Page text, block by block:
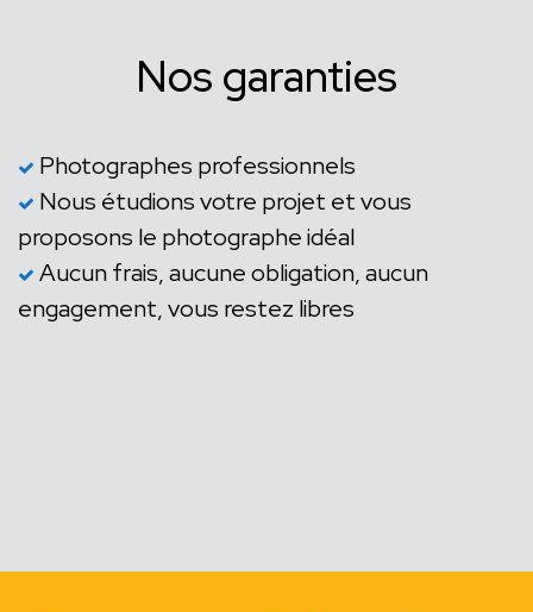
Nos garanties
Photographes professionnels
Nous étudions votre projet et vous
proposons le photographe idéal
Aucun frais, aucune obligation, aucun
engagement, vous restez libres